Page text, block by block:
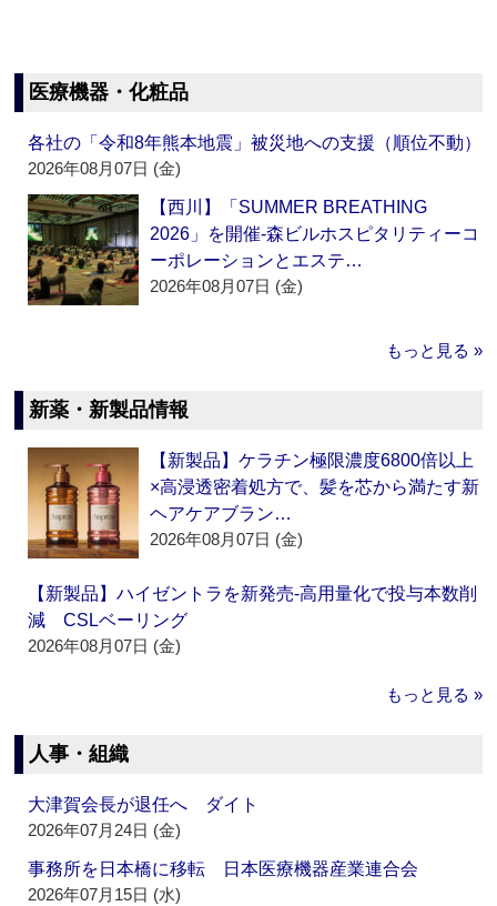
医療機器・化粧品
各社の「令和8年熊本地震」被災地への支援（順位不動）
2026年08月07日 (金)
【西川】「SUMMER BREATHING
2026」を開催‐森ビルホスピタリティーコ
ーポレーションとエステ…
2026年08月07日 (金)
もっと見る »
新薬・新製品情報
【新製品】ケラチン極限濃度6800倍以上
×高浸透密着処方で、髪を芯から満たす新
ヘアケアブラン…
2026年08月07日 (金)
【新製品】ハイゼントラを新発売‐高用量化で投与本数削
減 CSLベーリング
2026年08月07日 (金)
もっと見る »
人事・組織
大津賀会長が退任へ ダイト
2026年07月24日 (金)
事務所を日本橋に移転 日本医療機器産業連合会
2026年07月15日 (水)